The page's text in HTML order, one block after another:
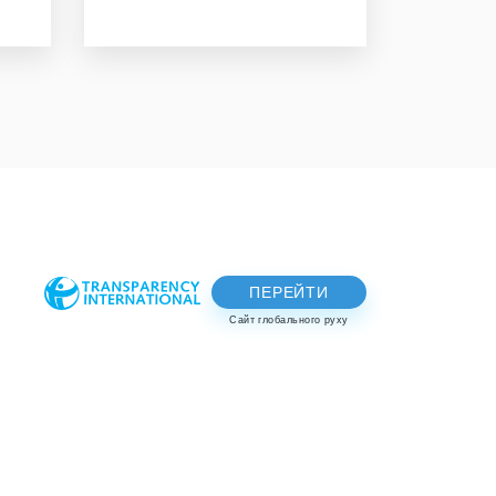
ПЕРЕЙТИ
Сайт глобального руху